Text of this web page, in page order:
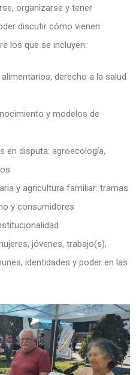
organizarse y tener
discutir cómo vienen
los que se incluyen:
derecho a la salud
y modelos de
en disputa: agroecología,
y agricultura familiar: tramas
y consumidores
jóvenes, trabajo(s),
identidades y poder en las